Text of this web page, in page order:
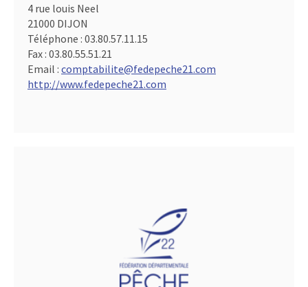
4 rue louis Neel
21000 DIJON
Téléphone : 03.80.57.11.15
Fax : 03.80.55.51.21
Email : comptabilite@fedepeche21.com
http://www.fedepeche21.com